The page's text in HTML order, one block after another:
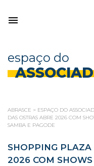
espaço do
ABRASCE > ESPAÇO DO
DAS OSTRAS ABRE 2026 COM
SAMBA E PAGODE
SHOPPING
2026 COM